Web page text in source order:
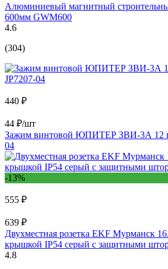
Алюминиевый магнитный
600мм GWM600
4.6
(304)
440 ₽
44 ₽/шт
Зажим винтовой ЮПИТЕР ЗВИ-3А 12
04
-13%
555 ₽
639 ₽
Двухместная розетка EKF Мурманск
крышкой IP54 серый с защитными
4.8